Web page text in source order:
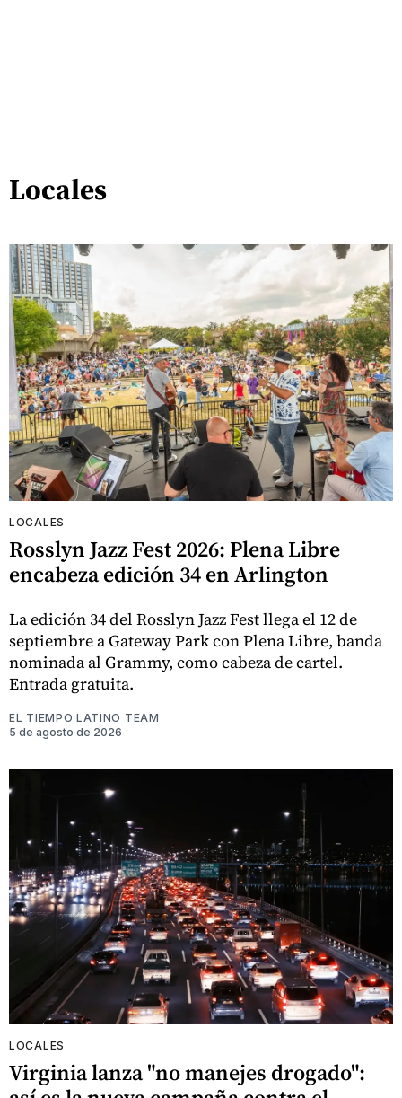
Locales
LOCALES
Rosslyn Jazz Fest 2026: Plena Libre
encabeza edición 34 en Arlington
La edición 34 del Rosslyn Jazz Fest llega el 12 de
septiembre a Gateway Park con Plena Libre, banda
nominada al Grammy, como cabeza de cartel.
Entrada gratuita.
EL TIEMPO LATINO TEAM
5 de agosto de 2026
LOCALES
Virginia lanza "no manejes drogado":